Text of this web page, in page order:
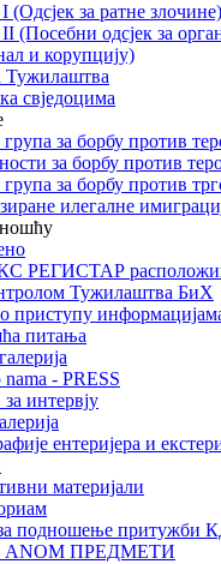
(Одсјек за ратне злочине)
(Посебни одсјек за
и корупцију)
Тужилаштва
свједоцима
за борбу против
за борбу против
група за борбу против
илегалне
РЕГИСТАР
Тужилаштва БиХ
приступу
питања
- PRESS
за интервју
ентеријера и
материјали
подношење притужби
ANOM ПРЕДМЕТИ